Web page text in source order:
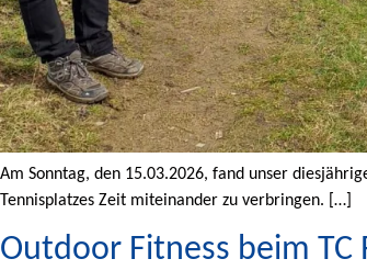
Am Sonntag, den 15.03.2026, fand unser
Tennisplatzes Zeit miteinander zu verbringen. […]
Outdoor Fitness beim TC